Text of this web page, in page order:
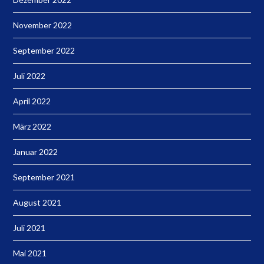
November 2022
September 2022
Juli 2022
April 2022
März 2022
Januar 2022
September 2021
August 2021
Juli 2021
Mai 2021